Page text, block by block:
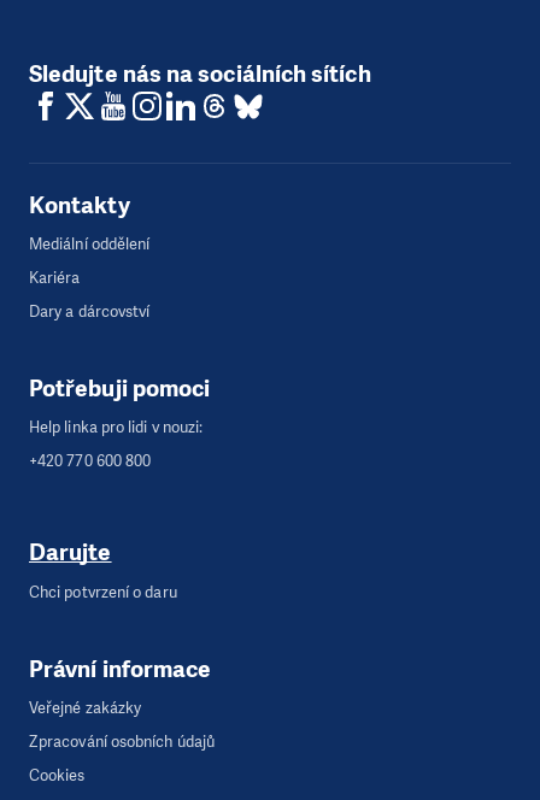
Sledujte nás na sociálních sítích
Kontakty
Mediální oddělení
Kariéra
Dary a dárcovství
Potřebuji pomoci
Help linka pro lidi v nouzi:
+420 770 600 800
Darujte
Chci potvrzení o daru
Právní informace
Veřejné zakázky
Zpracování osobních údajů
Cookies